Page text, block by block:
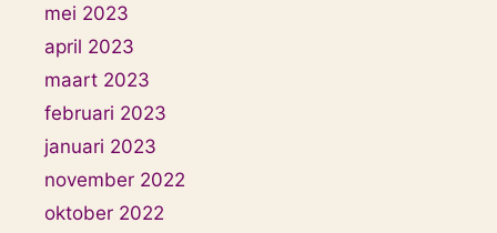
mei 2023
april 2023
maart 2023
februari 2023
januari 2023
november 2022
oktober 2022